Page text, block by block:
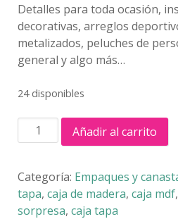
Detalles para toda ocasión,
decorativas, arreglos
metalizados, peluches de
general y algo más…
24 disponibles
CAJA
TAPA
MDF
#3
cantidad
Añadir al carrito
Categoría: Empaques y
tapa, caja de madera, caja mdf,
sorpresa, caja tapa